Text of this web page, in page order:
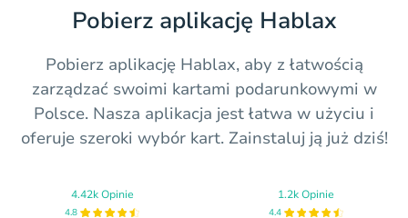
Pobierz aplikację Hablax
Pobierz aplikację Hablax, aby z łatwością
zarządzać swoimi kartami podarunkowymi w
Polsce. Nasza aplikacja jest łatwa w użyciu i
oferuje szeroki wybór kart. Zainstaluj ją już dziś!
4.42k Opinie
4.8
1.2k Opinie
4.4